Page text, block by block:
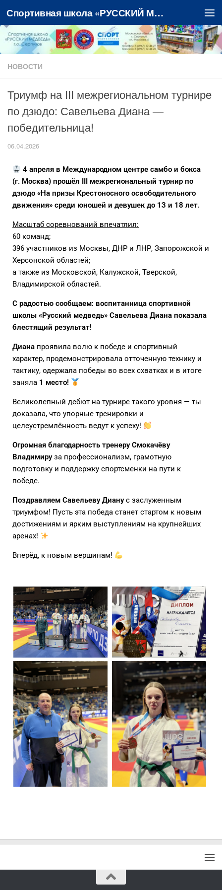
Перейти к содержимому Спортивная школа «РУССКИЙ МЕДВЕДЬ»
НОВОСТИ
Триумф на III межрегиональном турнире
по дзюдо: Савельева Диана —
победительница!
06.04.2026
4 апреля в Международном центре самбо и бокса
(г. Москва) прошёл III межрегиональный турнир по
дзюдо «На призы Крестоносного освободительного
движения» среди юношей и девушек до 13 и 18 лет.
Масштаб соревнований впечатлил:
60 команд;
396 участников из Москвы, ДНР и ЛНР, Запорожской и
Херсонской областей;
а также из Московской, Калужской, Тверской,
Владимирской областей.
С радостью сообщаем: воспитанница спортивной
школы «Русский медведь» Савельева Диана показала
блестящий результат!
Диана проявила волю к победе и спортивный
характер, продемонстрировала отточенную технику и
тактику, одержала победы во всех схватках и в итоге
заняла 1 место!
Великолепный дебют на турнире такого уровня — ты
доказала, что упорные тренировки и
целеустремлённость ведут к успеху!
Огромная благодарность тренеру Смокачёву
Владимируза профессионализм, грамотную
подготовку и поддержку спортсменки на пути к
победе.
Поздравляем Савельеву Дианус заслуженным
триумфом! Пусть эта победа станет стартом к новым
достижениям и ярким выступлениям на крупнейших
аренах!
Вперёд, к новым вершинам!